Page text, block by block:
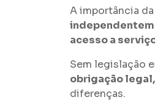
A importância
acesso a
Sem legislação
obrigação
diferenças.